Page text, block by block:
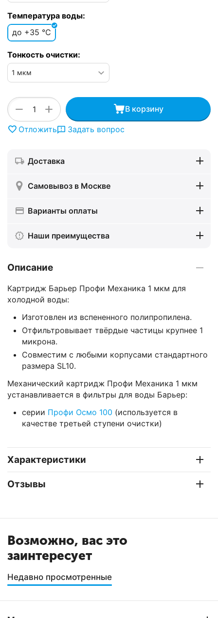
Температура воды:
до +35 °C
Тонкость очистки:
+
− В корзину
Отложить Задать вопрос
Доставка
Самовывоз в Москве
Варианты оплаты
Наши преимущества
Описание
Картридж Барьер Профи Механика 1 мкм для
холодной воды:
Изготовлен из вспененного полипропилена.
Отфильтровывает твёрдые частицы крупнее 1
микрона.
Совместим с любыми корпусами стандартного
размера SL10.
Механический картридж Профи Механика 1 мкм
устанавливается в фильтры для воды Барьер:
серии Профи Осмо 100 (используется в
качестве третьей ступени очистки)
Характеристики
Отзывы
Возможно, вас это
заинтересует
Недавно просмотренные